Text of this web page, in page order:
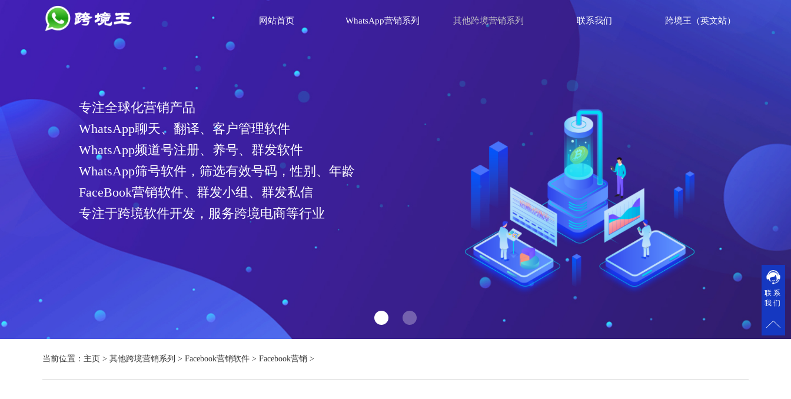
网站首页 WhatsApp营销系列 其他跨境营销系列 联系我们 跨境王（英文站）
WhatsApp频道号注册软件
注册6段频道号
操作简单，注册账号质量高
对接多家接码平台、API通道
适配性强，可在任意一家云控系统中使用
当前位置： 主页 > 其他跨境营销系列 > Facebook营销软件 > Facebook营销 >
联系
我们